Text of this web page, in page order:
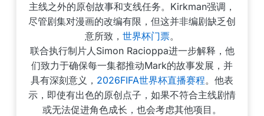
主线之外的原创故事和支线任务。Kirkman强调，
尽管剧集对漫画的改编有限，但这并非编剧缺乏创
意所致， 世界杯门票。
联合执行制片人Simon Racioppa进一步解释，他
们致力于确保每一集都推动Mark的故事发展，并
具有深刻意义， 2026FIFA世界杯直播赛程。他表
示，即使有出色的原创点子，如果不符合主线剧情
或无法促进角色成长，也会考虑其他项目。